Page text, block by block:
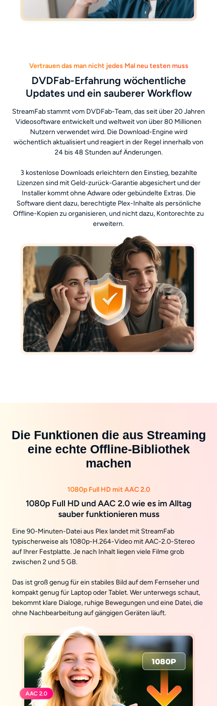
Vertrauen das man nicht jedes Mal neu testen muss
DVDFab-Erfahrung wöchentliche
Updates und ein sauberer Workflow
StreamFab stammt vom DVDFab-Team, das seit über 20 Jahren
Videosoftware entwickelt und weltweit von über 80 Millionen
Nutzern verwendet wird. Die Download-Engine wird
wöchentlich aktualisiert und reagiert in der Regel innerhalb von
24 bis 48 Stunden auf Änderungen.
3 kostenlose Downloads erleichtern den Einstieg, bezahlte
Lizenzen sind mit Geld-zurück-Garantie abgesichert und der
Installer kommt ohne Adware oder gebündelte Extras. Die
Software dient dazu, berechtigte Plex-Inhalte als persönliche
Offline-Kopien zu organisieren, und nicht dazu, Kontorechte zu
erweitern.
Die Funktionen die aus Streaming
eine echte Offline-Bibliothek
machen
1080p Full HD mit AAC 2.0
1080p Full HD und AAC 2.0 wie es im Alltag
sauber funktionieren muss
Eine 90-Minuten-Datei aus Plex landet mit StreamFab
typischerweise als 1080p-H.264-Video mit AAC-2.0-Stereo
auf Ihrer Festplatte. Je nach Inhalt liegen viele Filme grob
zwischen 2 und 5 GB.
Das ist groß genug für ein stabiles Bild auf dem Fernseher und
kompakt genug für Laptop oder Tablet. Wer unterwegs schaut,
bekommt klare Dialoge, ruhige Bewegungen und eine Datei, die
ohne Nachbearbeitung auf gängigen Geräten läuft.